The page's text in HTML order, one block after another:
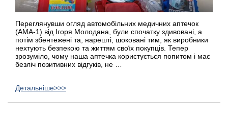
Переглянувши огляд автомобільних медичних аптечок
(АМА-1) від Ігоря Молодана, були спочатку здивовані, а
потім збентежені та, нарешті, шоковані тим, як виробники
нехтують безпекою та життям своїх покупців. Тепер
зрозуміло, чому наша аптечка користується попитом і має
безліч позитивних відгуків, не …
Детальніше>>>